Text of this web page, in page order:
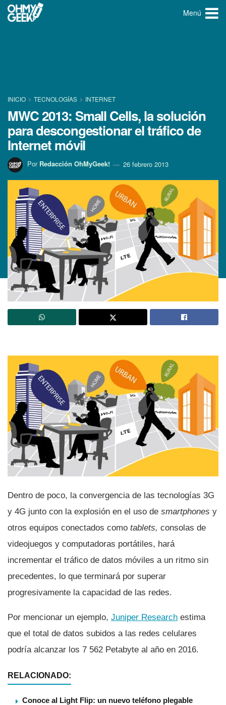
Menú
INICIO TECNOLOGÍ­AS INTERNET
MWC 2013: Small Cells, la solución
para descongestionar el tráfico de
Internet móvil
Por Redacción OhMyGeek! 26 febrero 2013
Dentro de poco, la convergencia de las tecnologí­as 3G
y 4G junto con la explosión en el uso de smartphones y
otros equipos conectados como tablets, consolas de
videojuegos y computadoras portátiles, hará
incrementar el tráfico de datos móviles a un ritmo sin
precedentes, lo que terminará por superar
progresivamente la capacidad de las redes.
Por mencionar un ejemplo, Juniper Research estima
que el total de datos subidos a las redes celulares
podrí­a alcanzar los 7 562 Petabyte al año en 2016.
RELACIONADO:
Conoce al Light Flip: un nuevo teléfono plegable